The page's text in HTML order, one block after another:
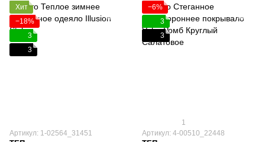
Хит
−18%
3
3
Артикул: 1-02564_31451
−6%
3
3
1
Артикул: 4-00510_22448